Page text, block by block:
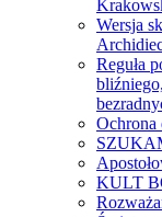
Wersja
Reguła
Ochrona
KULT